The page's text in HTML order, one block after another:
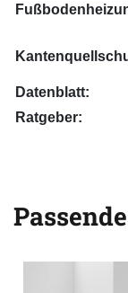
Datenblatt:
Ratgeber: